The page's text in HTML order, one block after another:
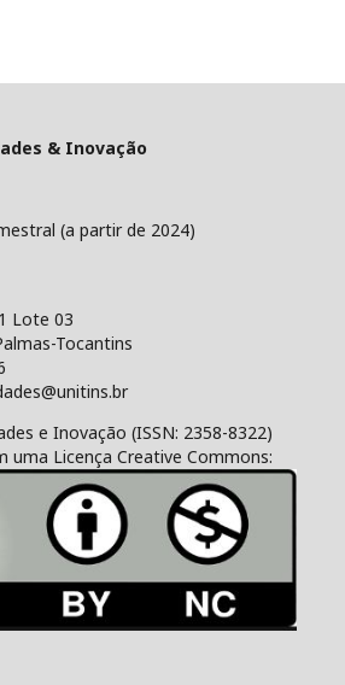
& Inovação
(a partir de 2024)
Lote 03
Tocantins
e Inovação (ISSN: 2358-8322)
uma Licença Creative Commons: